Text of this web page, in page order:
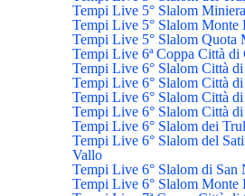
Tempi Live 5° Slalom
Tempi Live 5° Slalom
Tempi Live 5° Slalom Quota
Tempi Live 6ª Coppa Città di
Tempi Live 6° Slalom Città
Tempi Live 6° Slalom Città
Tempi Live 6° Slalom Città
Tempi Live 6° Slalom Città
Tempi Live 6° Slalom dei
Tempi Live 6° Slalom del
Vallo
Tempi Live 6° Slalom di San
Tempi Live 6° Slalom